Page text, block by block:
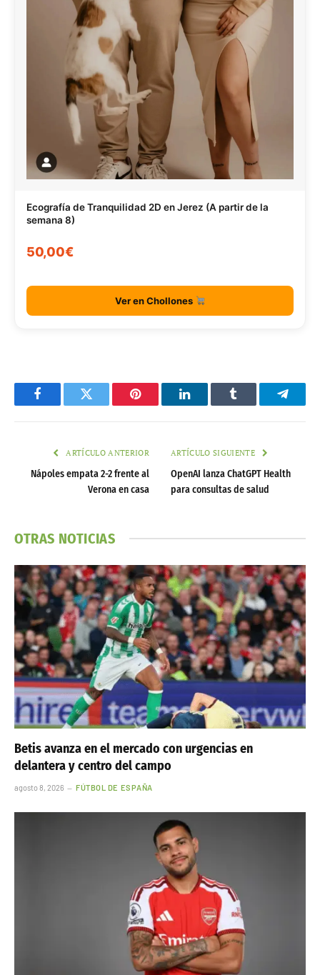
Ecografía de Tranquilidad 2D en Jerez (A partir de la
semana 8)
50,00€
Ver en Chollones
FacebookTwitter Pinterest LinkedInTumblr
ARTÍCULO ANTERIOR
Nápoles empata 2-2 frente al
Verona en casa
ARTÍCULO SIGUIENTE
OpenAI lanza ChatGPT Health
para consultas de salud
OTRAS NOTICIAS
Betis avanza en el mercado con urgencias en
delantera y centro del campo
agosto 8, 2026 FÚTBOL DE ESPAÑA